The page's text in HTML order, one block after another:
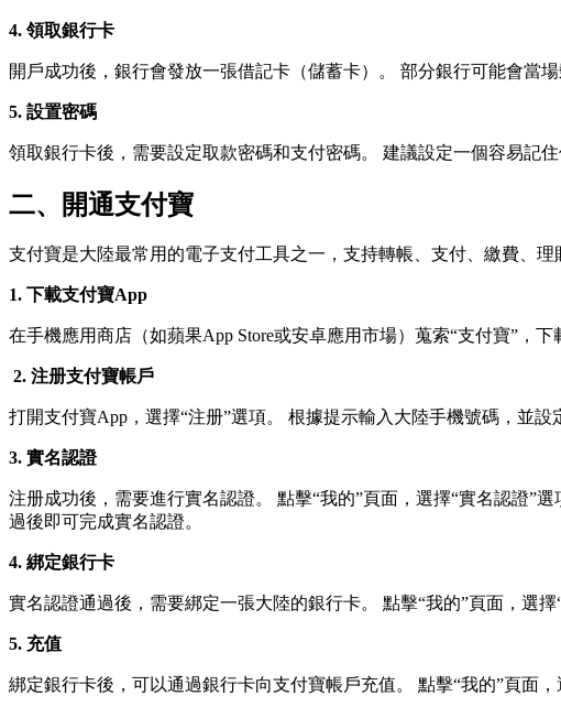
4. 領取銀行卡
開戶成功後，銀行會發放一張借記卡（儲蓄卡）。 部分銀行可能會當
5. 設置密碼
領取銀行卡後，需要設定取款密碼和支付密碼。 建議設定一個容易記住
二、開通支付寶
支付寶是大陸最常用的電子支付工具之一，支持轉帳、支付、繳費、
1. 下載支付寶App
在手機應用商店（如蘋果App Store或安卓應用市場）蒐索“支付寶”，下
2. 注册支付寶帳戶
打開支付寶App，選擇“注册”選項。 根據提示輸入大陸手機號碼，並
3. 實名認證
注册成功後，需要進行實名認證。 點擊“我的”頁面，選擇“實名認證”
過後即可完成實名認證。
4. 綁定銀行卡
實名認證通過後，需要綁定一張大陸的銀行卡。 點擊“我的”頁面，選
5. 充值
綁定銀行卡後，可以通過銀行卡向支付寶帳戶充值。 點擊“我的”頁面